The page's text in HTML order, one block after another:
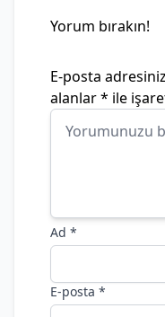
Yorum bırakın!
E-posta
alanlar* ile
Ad *
E-posta *